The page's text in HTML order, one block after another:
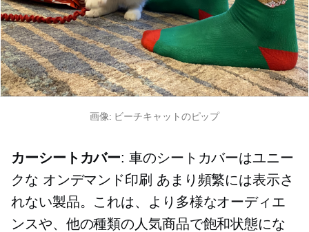
画像: ビーチキャットのピップ
カーシートカバー: 車のシートカバーはユニー
クな オンデマンド印刷 あまり頻繁には表示さ
れない製品。これは、より多様なオーディエ
ンスや、他の種類の人気商品で飽和状態にな